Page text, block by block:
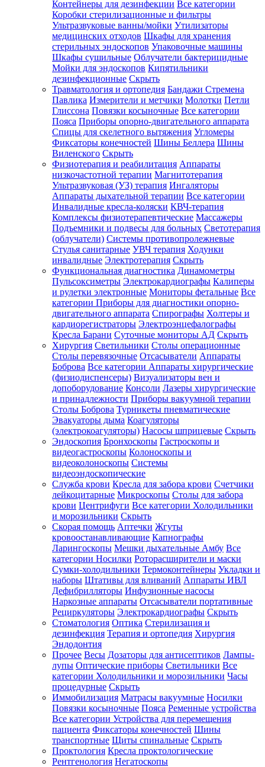
Контейнеры для дезинфекции Все категории
Коробки стерилизационные и фильтры
Ультразвуковые ванны/мойки Утилизаторы
медицинских отходов Шкафы для хранения
стерильных эндоскопов Упаковочные машины
Шкафы сушильные Облучатели бактерицидные
Мойки для эндоскопов Кипятильники
дезинфекционные Скрыть
Травматология и ортопедия Бандажи Стремена
Павлика Измерители и метчики Молотки Петли
Глиссона Повязки косыночные Все категории
Пояса Приборы опорно-двигательного аппарата
Спицы для скелетного вытяжения Угломеры
Фиксаторы конечностей Шины Беллера Шины
Виленского Скрыть
Физиотерапия и реабилитация Аппараты
низкочастотной терапии Магнитотерапия
Ультразвуковая (УЗ) терапия Ингаляторы
Аппараты дыхательной терапии Все категории
Инвалидные кресла-коляски КВЧ-терапия
Комплексы физиотерапевтические Массажеры
Подъемники и подвесы для больных Светотерапия
(облучатели) Системы противопролежневые
Стулья санитарные УВЧ терапия Ходунки
инвалидные Электротерапия Скрыть
Функциональная диагностика Динамометры
Пульсоксиметры Электрокардиографы Калиперы
и рулетки электронные Мониторы фетальные Все
категории Приборы для диагностики опорно-
двигательного аппарата Спирографы Холтеры и
кардиорегистраторы Электроэнцефалографы
Кресла Барани Суточные мониторы АД Скрыть
Хирургия Светильники Столы операционные
Столы перевязочные Отсасыватели Аппараты
Боброва Все категории Аппараты хирургические
(физиодиспенсеры) Визуализаторы вен и
допоборудование Консоли Лазеры хирургические
и принадлежности Приборы вакуумной терапии
Столы Боброва Турникеты пневматические
Эвакуаторы дыма Коагуляторы
(электрокоагуляторы) Насосы шприцевые Скрыть
Эндоскопия Бронхоскопы Гастроскопы и
видеогастроскопы Колоноскопы и
видеоколоноскопы Системы
видеоэндоскопические
Служба крови Кресла для забора крови Счетчики
лейкоцитарные Микроскопы Столы для забора
крови Центрифуги Все категории Холодильники
и морозильники Скрыть
Скорая помощь Аптечки Жгуты
кровоостанавливающие Капнографы
Ларингоскопы Мешки дыхательные Амбу Все
категории Носилки Роторасширители и маски
Сумки-холодильники Термоконтейнеры Укладки и
наборы Штативы для вливаний Аппараты ИВЛ
Дефибрилляторы Инфузионные насосы
Наркозные аппараты Отсасыватели портативные
Рециркуляторы Электрокардиографы Скрыть
Стоматология Оптика Стерилизация и
дезинфекция Терапия и ортопедия Хирургия
Эндодонтия
Прочее Весы Дозаторы для антисептиков Лампы-
лупы Оптические приборы Светильники Все
категории Холодильники и морозильники Часы
процедурные Скрыть
Иммобилизация Матрасы вакуумные Носилки
Повязки косыночные Пояса Ременные устройства
Все категории Устройства для перемещения
пациента Фиксаторы конечностей Шины
транспортные Щиты спинальные Скрыть
Проктология Кресла проктологические
Рентгенология Негатоскопы